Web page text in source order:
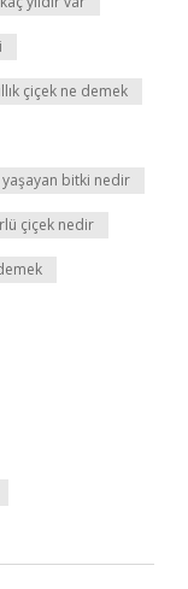
çiçek ne demek
yaşayan bitki nedir
çiçek nedir